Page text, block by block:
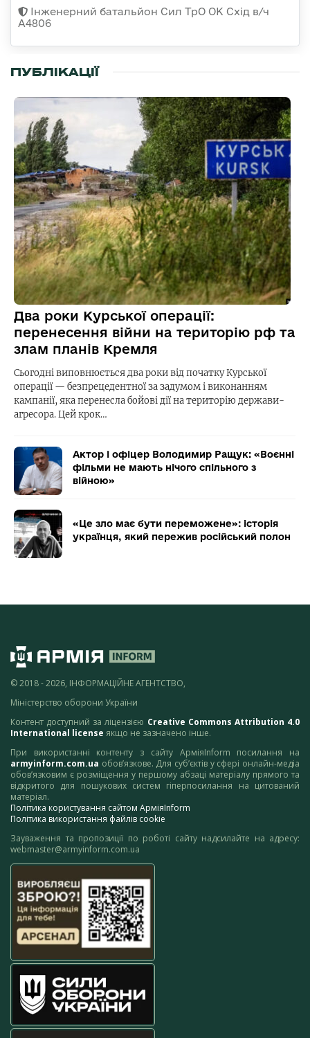
Інженерний батальйон Сил ТрО ОК Схід в/ч
А4806
ПУБЛІКАЦІЇ
Два роки Курської операції:
перенесення війни на територію рф та
злам планів Кремля
Сьогодні виповнюється два роки від початку Курської
операції — безпрецедентної за задумом і виконанням
кампанії, яка перенесла бойові дії на територію держави-
агресора. Цей крок…
Актор і офіцер Володимир Ращук: «Воєнні
фільми не мають нічого спільного з
війною»
«Це зло має бути переможене»: історія
українця, який пережив російський полон
© 2018 - 2026, ІНФОРМАЦІЙНЕ АГЕНТСТВО,
Міністерство оборони України
Контент доступний за ліцензією Creative Commons Attribution 4.0
International license якщо не зазначено інше.
При використанні контенту з сайту АрміяInform посилання на
armyinform.com.ua обов’язкове. Для суб’єктів у сфері онлайн-медіа
обов’язковим є розміщення у першому абзаці матеріалу прямого та
відкритого для пошукових систем гіперпосилання на цитований
матеріал.
Політика користування сайтом АрміяInform
Політика використання файлів cookie
Зауваження та пропозиції по роботі сайту надсилайте на адресу:
webmaster@armyinform.com.ua